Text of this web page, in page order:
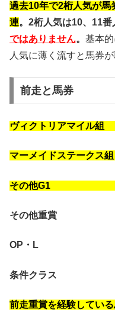
過去10年で2桁人気が馬
連。2桁人気は10、11番
ではありません。 基本
人気に薄く流すと馬券
前走と馬券
ヴィクトリアマイル
マーメイドステークス
その他G1 3勝2
その他重賞 1勝
OP・L 0勝2
条件クラス 0勝
前走重賞を経験してい